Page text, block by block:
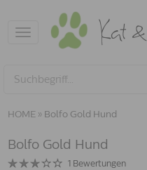
Toggle
navigation
HOME » Bolfo Gold Hund
Bolfo Gold Hund
1 Bewertungen